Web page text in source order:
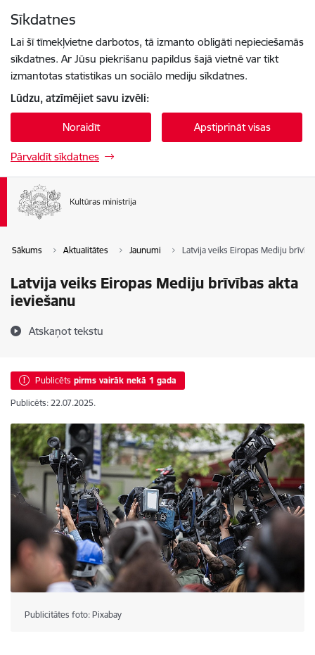
Sīkdatnes
Lai šī tīmekļvietne darbotos, tā izmanto obligāti nepieciešamās
sīkdatnes. Ar Jūsu piekrišanu papildus šajā vietnē var tikt
izmantotas statistikas un sociālo mediju sīkdatnes.
Lūdzu, atzīmējiet savu izvēli:
Noraidīt Apstiprināt visas
Pārvaldīt sīkdatnes
Sākums Aktualitātes Jaunumi Latvija veiks Eiropas Mediju
Latvija veiks Eiropas Mediju brīvības akta
ieviešanu
Atskaņot tekstu
Publicēts pirms vairāk nekā 1 gada
Publicēts: 22.07.2025.
Publicitātes foto: Pixabay